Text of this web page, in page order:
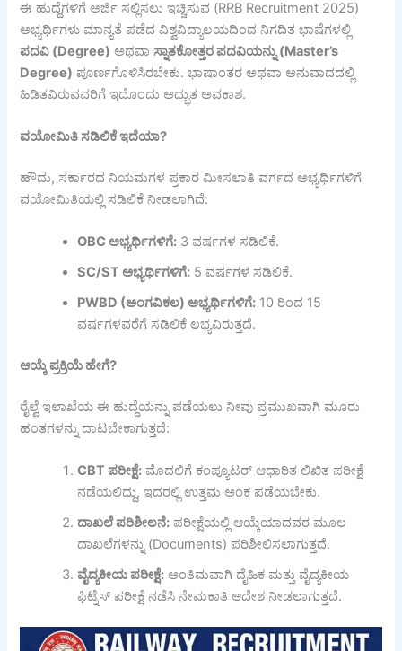
ಈ ಹುದ್ದೆಗಳಿಗೆ ಅರ್ಜಿ ಸಲ್ಲಿಸಲು ಇಚ್ಚಿಸುವ (RRB Recruitment 2025)
ಅಭ್ಯರ್ಥಿಗಳು ಮಾನ್ಯತೆ ಪಡೆದ ವಿಶ್ವವಿದ್ಯಾಲಯದಿಂದ ನಿಗದಿತ ಭಾಷೆಗಳಲ್ಲಿ
ಪದವಿ (Degree) ಅಥವಾಸ್ನಾತಕೋತ್ತರ ಪದವಿಯನ್ನು (Master’s
Degree) ಪೂರ್ಣಗೊಳಿಸಿರಬೇಕು. ಭಾಷಾಂತರ ಅಥವಾ ಅನುವಾದದಲ್ಲಿ
ಹಿಡಿತವಿರುವವರಿಗೆ ಇದೊಂದು ಅದ್ಭುತ ಅವಕಾಶ.
ವಯೋಮಿತಿಸಡಿಲಿಕೆಇದೆಯಾ?
ಹೌದು, ಸರ್ಕಾರದ ನಿಯಮಗಳ ಪ್ರಕಾರ ಮೀಸಲಾತಿ ವರ್ಗದ ಅಭ್ಯರ್ಥಿಗಳಿಗೆ
ವಯೋಮಿತಿಯಲ್ಲಿ ಸಡಿಲಿಕೆ ನೀಡಲಾಗಿದೆ:
OBCಅಭ್ಯರ್ಥಿಗಳಿಗೆ: 3 ವರ್ಷಗಳ ಸಡಿಲಿಕೆ.
SC/STಅಭ್ಯರ್ಥಿಗಳಿಗೆ: 5 ವರ್ಷಗಳ ಸಡಿಲಿಕೆ.
PWBD (ಅಂಗವಿಕಲ)ಅಭ್ಯರ್ಥಿಗಳಿಗೆ: 10 ರಿಂದ 15
ವರ್ಷಗಳವರೆಗೆ ಸಡಿಲಿಕೆ ಲಭ್ಯವಿರುತ್ತದೆ.
ಆಯ್ಕೆ ಪ್ರಕ್ರಿಯೆ ಹೇಗೆ?
ರೈಲ್ವೆ ಇಲಾಖೆಯ ಈ ಹುದ್ದೆಯನ್ನು ಪಡೆಯಲು ನೀವು ಪ್ರಮುಖವಾಗಿ ಮೂರು
ಹಂತಗಳನ್ನು ದಾಟಬೇಕಾಗುತ್ತದೆ:
CBT ಪರೀಕ್ಷೆ: ಮೊದಲಿಗೆ ಕಂಪ್ಯೂಟರ್ ಆಧಾರಿತ ಲಿಖಿತ ಪರೀಕ್ಷೆ
ನಡೆಯಲಿದ್ದು, ಇದರಲ್ಲಿ ಉತ್ತಮ ಅಂಕ ಪಡೆಯಬೇಕು.
ದಾಖಲೆಪರಿಶೀಲನೆ: ಪರೀಕ್ಷೆಯಲ್ಲಿ ಆಯ್ಕೆಯಾದವರ ಮೂಲ
ದಾಖಲೆಗಳನ್ನು (Documents) ಪರಿಶೀಲಿಸಲಾಗುತ್ತದೆ.
ವೈದ್ಯಕೀಯ ಪರೀಕ್ಷೆ: ಅಂತಿಮವಾಗಿ ದೈಹಿಕ ಮತ್ತು ವೈದ್ಯಕೀಯ
ಫಿಟ್ನೆಸ್ ಪರೀಕ್ಷೆ ನಡೆಸಿ ನೇಮಕಾತಿ ಆದೇಶ ನೀಡಲಾಗುತ್ತದೆ.